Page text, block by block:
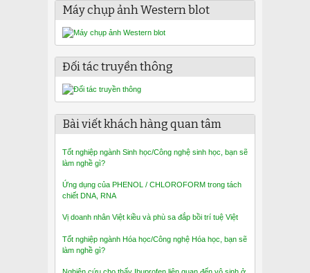
Máy chụp ảnh Western blot
Đối tác truyền thông
Bài viết khách hàng quan tâm
Tốt nghiệp ngành Sinh học/Công nghệ sinh học, bạn sẽ
làm nghề gì?
Ứng dụng của PHENOL / CHLOROFORM trong tách
chiết DNA, RNA
Vị doanh nhân Việt kiều và phù sa đắp bồi trí tuệ Việt
Tốt nghiệp ngành Hóa học/Công nghệ Hóa học, bạn sẽ
làm nghề gì?